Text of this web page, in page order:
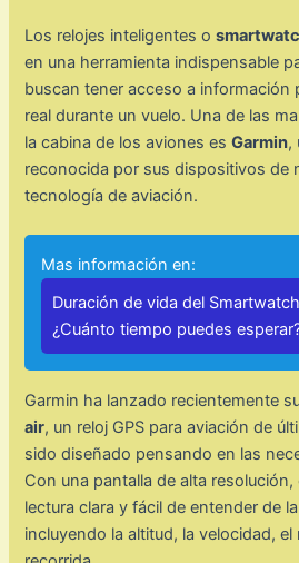
Los relojes inteligentes o
en una herramienta indispensable
buscan tener acceso a información
real durante un vuelo. Una de las
la cabina de los aviones esGarmin,
reconocida por sus dispositivos de
tecnología de aviación.
Mas información en:
Duración de vida del
¿Cuánto tiempo puedes
Garmin ha lanzado recientemente
air, un reloj GPS para aviación de
sido diseñado pensando en las
Con una pantalla de alta resolución,
lectura clara y fácil de entender de
incluyendo la altitud, la velocidad,